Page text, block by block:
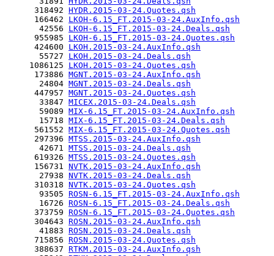
      318492
HYDR.2015-03-24.Quotes.qsh
      166462
LKOH-6.15_FT.2015-03-24.AuxInfo.qsh
       42556
LKOH-6.15_FT.2015-03-24.Deals.qsh
      955985
LKOH-6.15_FT.2015-03-24.Quotes.qsh
      424600
LKOH.2015-03-24.AuxInfo.qsh
       55727
LKOH.2015-03-24.Deals.qsh
     1086125
LKOH.2015-03-24.Quotes.qsh
      173886
MGNT.2015-03-24.AuxInfo.qsh
       24804
MGNT.2015-03-24.Deals.qsh
      447957
MGNT.2015-03-24.Quotes.qsh
       33847
MICEX.2015-03-24.Deals.qsh
       59089
MIX-6.15_FT.2015-03-24.AuxInfo.qsh
       15718
MIX-6.15_FT.2015-03-24.Deals.qsh
      561552
MIX-6.15_FT.2015-03-24.Quotes.qsh
      297396
MTSS.2015-03-24.AuxInfo.qsh
       42671
MTSS.2015-03-24.Deals.qsh
      619326
MTSS.2015-03-24.Quotes.qsh
      156731
NVTK.2015-03-24.AuxInfo.qsh
       27938
NVTK.2015-03-24.Deals.qsh
      310318
NVTK.2015-03-24.Quotes.qsh
       93505
ROSN-6.15_FT.2015-03-24.AuxInfo.qsh
       16726
ROSN-6.15_FT.2015-03-24.Deals.qsh
      373759
ROSN-6.15_FT.2015-03-24.Quotes.qsh
      304643
ROSN.2015-03-24.AuxInfo.qsh
       41883
ROSN.2015-03-24.Deals.qsh
      715856
ROSN.2015-03-24.Quotes.qsh
      388637
RTKM.2015-03-24.AuxInfo.qsh